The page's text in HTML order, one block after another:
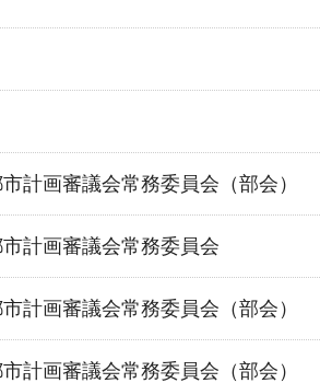
計画審議会常務委員会（部会）
計画審議会常務委員会
計画審議会常務委員会（部会）
計画審議会常務委員会（部会）